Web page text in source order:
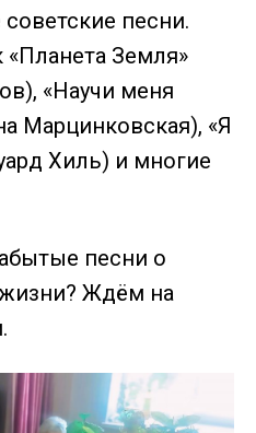
песни.
«Планета Земля»
«Научи меня
Марцинковская), «Я
Хиль) и многие
песни о
Ждём на